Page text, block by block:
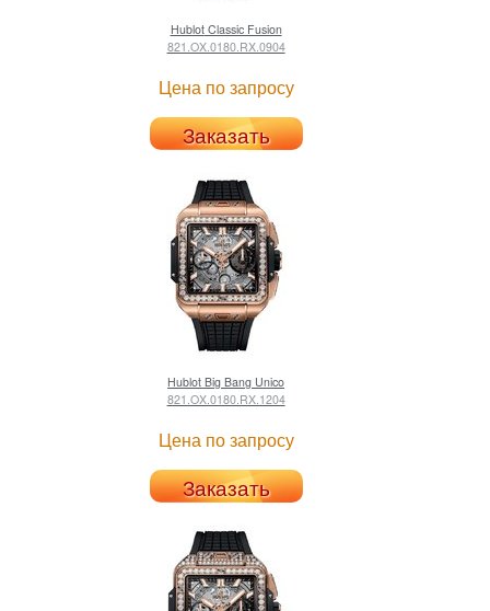
HublotClassic Fusion
821.OX.0180.RX.0904
Цена по запросу
Заказать
Hublot Big Bang Unico
821.OX.0180.RX.1204
Цена по запросу
Заказать